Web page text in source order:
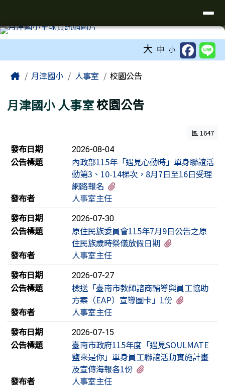
臺南市鹽水區月津國民小學全球資訊
⏸
大 中 小
Home月津國小 人事室 校園公告
月津國小 人事室校園公告
1647
新聞列表
發布日期 2026-08-04
公告標題
內政部115年「遇見心動時」單身聯誼活
動第3、10-14梯次，8月7日至16日受理
網路報名
發布者
人事室主任
發布日期
2026-07-30
公告標題
原住民族委員會115年7月9日公告之原
住民族歲時祭儀放假日期
發布者
人事室主任
發布日期
2026-07-27
公告標題
檢送「臺南市教師諮商輔導與員工協助
方案（EAP）宣導圖卡」1份
發布者
人事室主任
發布日期
2026-07-15
公告標題
臺南市政府115年度「遇見SOULMATE
鹽來是你」單身員工聯誼活動實施計畫
及宣傳海報各1份
發布者
人事室主任